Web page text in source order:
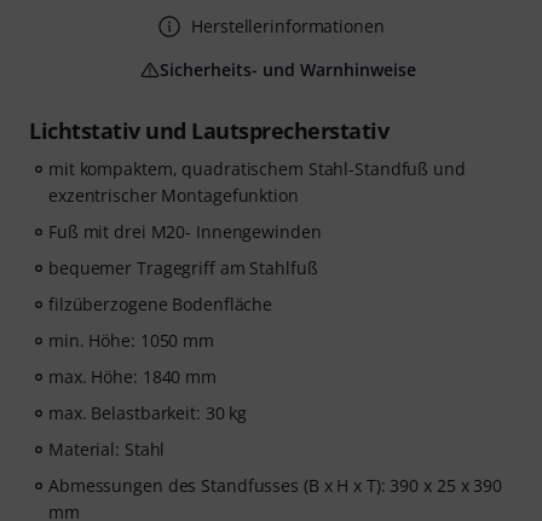
Lichtstativ und Lautsprecherstativ
mit kompaktem, quadratischem Stahl-Standfuß und
exzentrischer Montagefunktion
Fuß mit drei M20- Innengewinden
bequemer Tragegriff am Stahlfuß
filzüberzogene Bodenfläche
min. Höhe: 1050 mm
max. Höhe: 1840 mm
max. Belastbarkeit: 30 kg
Material: Stahl
Abmessungen des Standfusses (B x H x T): 390 x 25 x 390
mm
Herstellerinformationen
Sicherheits- und Warnhinweise